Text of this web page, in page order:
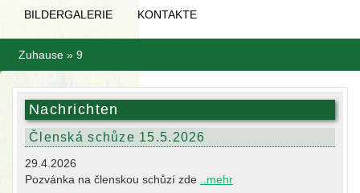
BILDERGALERIE KONTAKTE
Zuhause » 9
Nachrichten
Členská schůze 15.5.2026
29.4.2026
Pozvánka na členskou schůzí zde
..mehr